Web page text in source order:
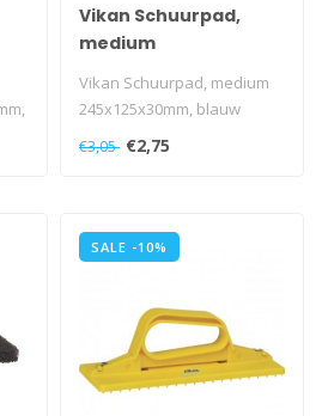
Vikan Schuurpad,
medium
245x125x30mm, blauw
Vikan Schuurpad, medium
245x125x30mm, blauw
€3,05 €2,75
SALE -10%